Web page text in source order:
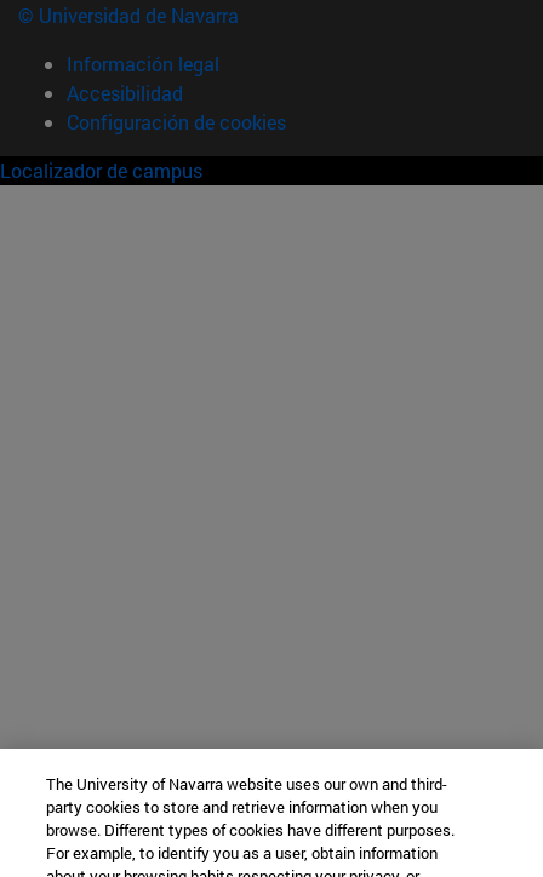
© Universidad de Navarra
Información legal
Accesibilidad
Configuración de cookies
Localizador de campus
The University of Navarra website uses our own and third-
party cookies to store and retrieve information when you
browse. Different types of cookies have different purposes.
For example, to identify you as a user, obtain information